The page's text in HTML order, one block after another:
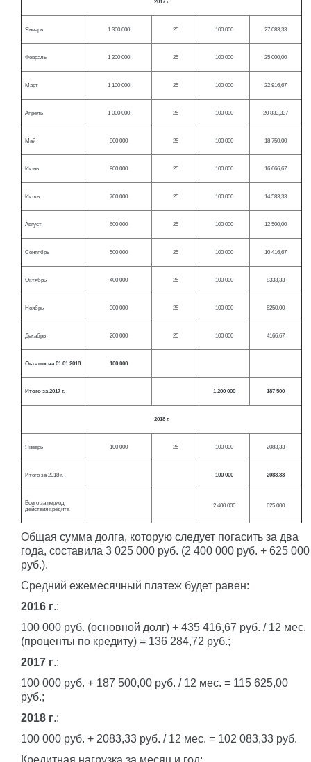
2017 г.
Январь 1 300 000 25 100 000 27 083,33
Февраль 1 200 000 25 100 000 25 000,00
Март 1 100 000 25 100 000 22 916,67
Апрель 1 000 000 25 100 000 20 833,337
Май 900 000 25 100 000 18 750,00
Июнь 800 000 25 100 000 16 666,67
Июль 700 000 25 100 000 14 583,33
Август 600 000 25 100 000 12 500,00
Сентябрь 500 000 25 100 000 10 416,67
Октябрь 400 000 25 100 000 8333,33
Ноябрь 300 000 25 100 000 6250,00
Декабрь 200 000 25 100 000 4166,67
Остаток на 01.01.2018 100 000
Итого за 2017 г. 1 200 000 187 500
2018 г.
Январь 100 000 25 100 000 2083,33
Итого за 2018 г. 100 000 2083,33
Всего за период
действия кредита
2 400 000 625 000
Общая сумма долга, которую следует погасить за два
года, составила 3 025 000 руб. (2 400 000 руб. + 625 000
руб.).
Средний ежемесячный платеж будет равен:
2016 г.:
100 000 руб. (основной долг) + 435 416,67 руб. / 12 мес.
(проценты по кредиту) = 136 284,72 руб.;
2017 г.:
100 000 руб. + 187 500,00 руб. / 12 мес. = 115 625,00
руб.;
2018 г.:
100 000 руб. + 2083,33 руб. / 12 мес. = 102 083,33 руб.
Кредитная нагрузка за месяц и год: